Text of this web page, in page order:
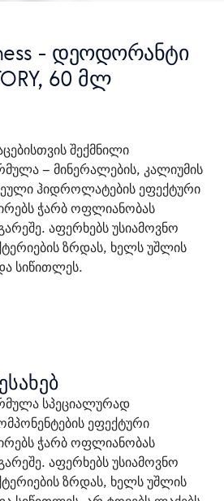
- დეოდორანტი
60 მლ
შექმნილი
– მინერალების, კალიუმის
ჰიდროლატების ეფექტური
ჭარბ ოფლიანობას
აფერხებს უსიამოვნო
ზრდას, ხელს უშლის
სიწითლეს.
სპეციალურად
ეფექტური
ჭარბ ოფლიანობას
აფერხებს უსიამოვნო
ზრდას, ხელს უშლის